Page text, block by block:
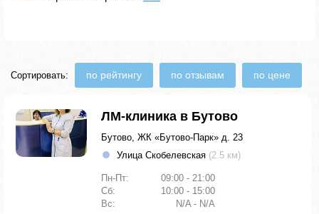
Сортировать: по рейтингу по отзывам по цене
ЛМ-клиника в Бутово
Бутово, ЖК «Бутово-Парк» д. 23
Улица Скобелевская (2.5 км)
Пн-Пт:
09:00 - 21:00
Сб:
10:00 - 15:00
Вс:
N/A - N/A